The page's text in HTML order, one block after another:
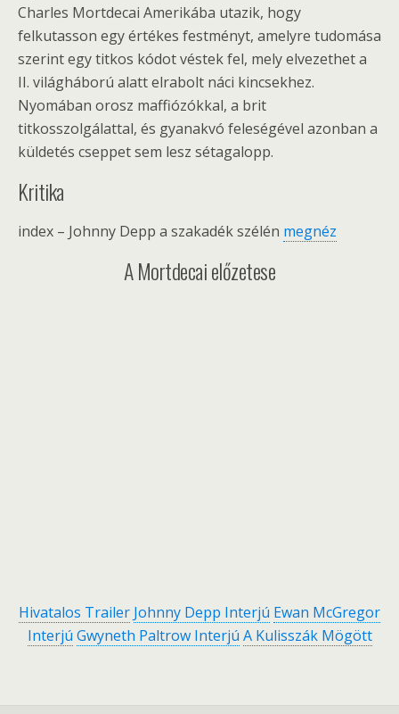
Charles Mortdecai Amerikába utazik, hogy
felkutasson egy értékes festményt, amelyre tudomása
szerint egy titkos kódot véstek fel, mely elvezethet a
II. világháború alatt elrabolt náci kincsekhez.
Nyomában orosz maffiózókkal, a brit
titkosszolgálattal, és gyanakvó feleségével azonban a
küldetés cseppet sem lesz sétagalopp.
Kritika
index – Johnny Depp a szakadék szélén megnéz
A Mortdecai előzetese
Hivatalos Trailer Johnny Depp Interjú Ewan McGregor
Interjú Gwyneth Paltrow Interjú A Kulisszák Mögött